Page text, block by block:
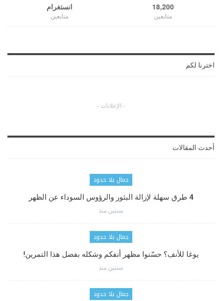
18,200
متابعين
انستغرام
متابعين
اخترنا لكم
- الإعلانات -
أحدث المقالات
جمال بلا حدود
4 طرق سهلة لإزالة البثور والرؤوس السوداء عن الظهر
سنتين منذ
جمال بلا حدود
يوغا للأنف؟ حسّنوا مظهر أنفكم وشكله بفضل هذا التمرين!
سنتين منذ
جمال بلا حدود